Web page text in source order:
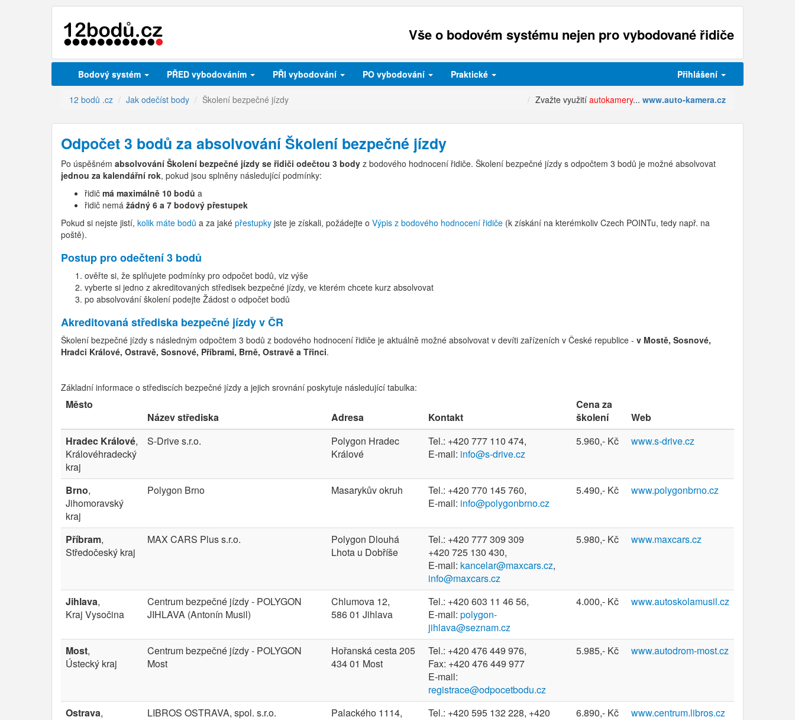
Vše o bodovém systému nejen pro vybodované řidiče
Bodový systém PŘED vybodováním PŘI vybodování PO vybodování Praktické Přihlášení
12 bodů .cz Jak odečíst body Školení bezpečné jízdy Zvažte využití autokamery... www.auto-kamera.cz
Odpočet 3 bodů za absolvování Školení bezpečné jízdy
Po úspěšném absolvování Školení bezpečné jízdy se řidiči odečtou 3 body z bodového hodnocení řidiče. Školení bezpečné jízdy s odpočtem 3 bodů je možné absolvovat
jednou za kalendářní rok, pokud jsou splněny následující podmínky:
řidič má maximálně 10 bodů a
řidič nemá žádný 6 a 7 bodový přestupek
Pokud si nejste jistí, kolik máte bodů a za jaké přestupky jste je získali, požádejte o Výpis z bodového hodnocení řidiče (k získání na kterémkoliv Czech POINTu, tedy např. na
poště).
Postup pro odečtení 3 bodů
ověřte si, že splňujete podmínky pro odpočet bodů, viz výše
vyberte si jedno z akreditovaných středisek bezpečné jízdy, ve kterém chcete kurz absolvovat
po absolvování školení podejte Žádost o odpočet bodů
Akreditovaná střediska bezpečné jízdy v ČR
Školení bezpečné jízdy s následným odpočtem 3 bodů z bodového hodnocení řidiče je aktuálně možné absolvovat v devíti zařízeních v České republice - v Mostě, Sosnové,
Hradci Králové, Ostravě, Sosnové, Příbrami, Brně, Ostravě a Třinci.
Základní informace o střediscích bezpečné jízdy a jejich srovnání poskytuje následující tabulka:
Město
Název střediska
Adresa Kontakt
Cena za
školení
Web
Hradec Králové,
Královéhradecký
kraj
S-Drive s.r.o.
Polygon Hradec
Králové
Tel.: +420 777 110 474,
E-mail: info@s-drive.cz
5.960,- Kč www.s-drive.cz
Brno,
Jihomoravský
kraj
Polygon Brno Masarykův okruh
Tel.: +420 770 145 760,
E-mail: info@polygonbrno.cz
5.490,- Kč www.polygonbrno.cz
Příbram,
Středočeský kraj
MAX CARS Plus s.r.o.
Polygon Dlouhá
Lhota u Dobříše
Tel.: +420 777 309 309
+420 725 130 430,
E-mail: kancelar@maxcars.cz,
info@maxcars.cz
5.980,- Kč www.maxcars.cz
Jihlava,
Kraj Vysočina
Centrum bezpečné jízdy - POLYGON
JIHLAVA (Antonín Musil)
Chlumova 12,
586 01 Jihlava
Tel.: +420 603 11 46 56,
E-mail: polygon-
jihlava@seznam.cz
4.000,- Kč www.autoskolamusil.cz
Most,
Ústecký kraj
Centrum bezpečné jízdy - POLYGON
Most
Hořanská cesta 205
434 01 Most
Tel.: +420 476 449 976,
Fax: +420 476 449 977
E-mail:
registrace@odpocetbodu.cz
5.985,- Kč www.autodrom-most.cz
Ostrava,
LIBROS OSTRAVA, spol. s.r.o.
Palackého 1114,
Tel.: +420 595 132 228, +420
6.890,- Kč www.centrum.libros.cz